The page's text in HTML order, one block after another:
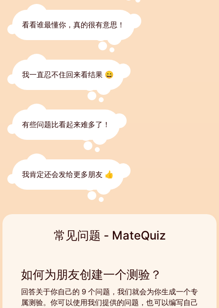
看看谁最懂你，真的很有意思！
我一直忍不住回来看结果 😄
有些问题比看起来难多了！
我肯定还会发给更多朋友 👍
常见问题 - MateQuiz
如何为朋友创建一个测验？
回答关于你自己的 9 个问题，我们就会为你生成一个专
属测验。你可以使用我们提供的问题，也可以编写自己